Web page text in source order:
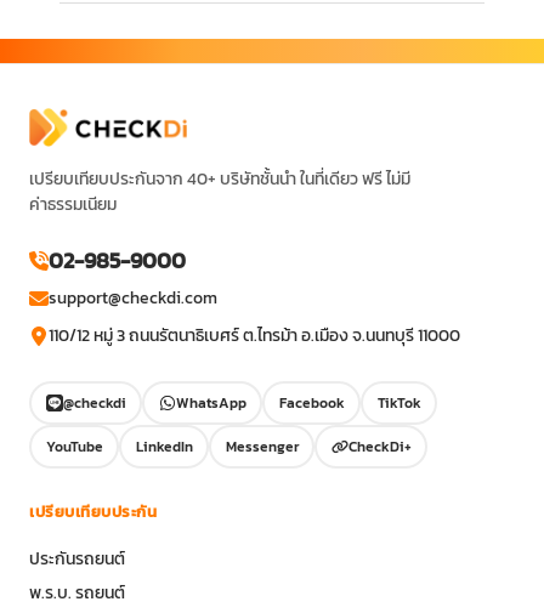
เปรียบเทียบประกันจาก 40+ บริษัทชั้นนำ ในที่เดียว ฟรี ไม่มี
ค่าธรรมเนียม
02-985-9000
support@checkdi.com
110/12 หมู่ 3 ถนนรัตนาธิเบศร์ ต.ไทรม้า อ.เมือง จ.นนทบุรี 11000
@checkdi WhatsApp Facebook
TikTok
YouTube
LinkedIn Messenger CheckDi+
เปรียบเทียบประกัน
ประกันรถยนต์
พ.ร.บ. รถยนต์